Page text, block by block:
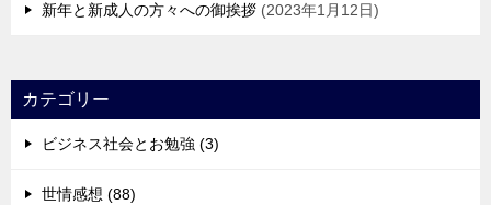
新年と新成人の方々への御挨拶 2023年1月12日
カテゴリー
ビジネス社会とお勉強 (3)
世情感想 (88)